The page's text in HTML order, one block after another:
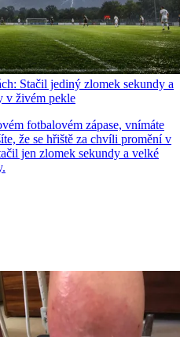
Stačil jediný zlomek sekundy a
v živém pekle
fotbalovém zápase, vnímáte
že se hřiště za chvíli promění v
jen zlomek sekundy a velké